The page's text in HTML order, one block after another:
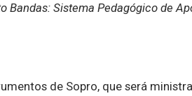
Sistema Pedagógico de
de Sopro, que será